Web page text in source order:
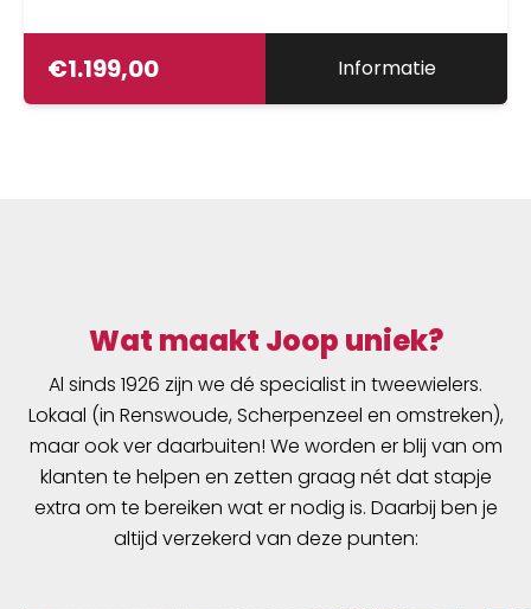
hydraulische schijfremmen. Die zijn krachtiger
en duurzamer dan rollerbrakes en het zijn de
€1.199,00 Informatie
Wat maakt Joop uniek?
Al sinds 1926 zijn we dé specialist in tweewielers.
Lokaal (in Renswoude, Scherpenzeel en omstreken),
maar ook ver daarbuiten! We worden er blij van om
klanten te helpen en zetten graag nét dat stapje
extra om te bereiken wat er nodig is. Daarbij ben je
altijd verzekerd van deze punten: